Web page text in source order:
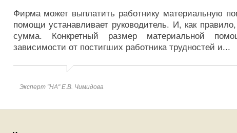
Фирма может выплатить работнику материальную
помощи устанавливает руководитель. И, как
сумма. Конкретный размер материальной
зависимости от постигших работника трудностей и...
Эксперт "НА" Е.В. Чимидова